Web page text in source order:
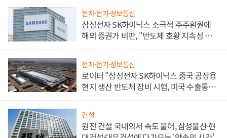
전자·전기·정보통신
삼성전자 SK하이닉스 소극적 주주환원에
해외 증권가 비판, "반도체 호황 지속성 의
전자·전기·정보통신
로이터 "삼성전자 SK하이닉스 중국 공장용
현지 생산 반도체 장비 시험, 미국 수출통제
건설
원전 건설 국내외서 속도 붙어, 삼성물산·현